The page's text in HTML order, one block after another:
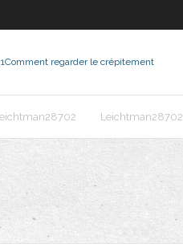
Comment regarder le crépitement
Leichtman28702